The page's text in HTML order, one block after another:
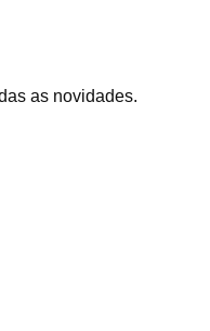
as novidades.